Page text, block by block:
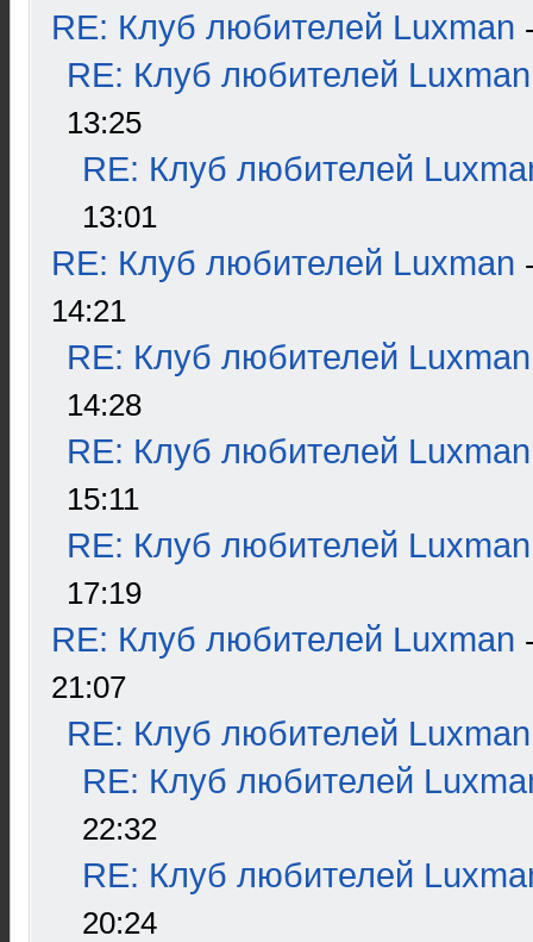
RE: Клуб любителей Luxman
RE: Клуб любителей Luxman
13:25
RE: Клуб любителей
13:01
RE: Клуб любителей Luxman
14:21
RE: Клуб любителей Luxman
14:28
RE: Клуб любителей Luxman
15:11
RE: Клуб любителей Luxman
17:19
RE: Клуб любителей Luxman
21:07
RE: Клуб любителей Luxman
RE: Клуб любителей
22:32
RE: Клуб любителей
20:24